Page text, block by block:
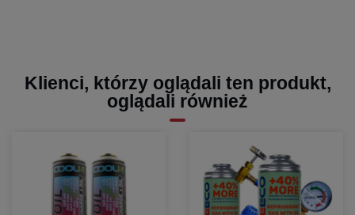
Klienci, którzy oglądali ten produkt,
oglądali również